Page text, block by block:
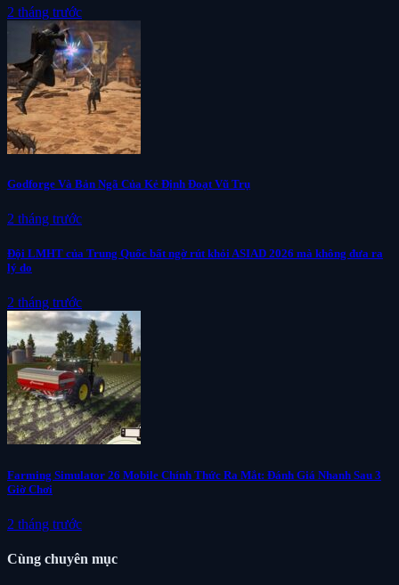
2 tháng trước
Godforge Và Bản Ngã Của Kẻ Định Đoạt Vũ Trụ
2 tháng trước
Đội LMHT của Trung Quốc bất ngờ rút khỏi ASIAD 2026 mà không đưa ra
lý do
2 tháng trước
Farming Simulator 26 Mobile Chính Thức Ra Mắt: Đánh Giá Nhanh Sau 3
Giờ Chơi
2 tháng trước
Cùng chuyên mục